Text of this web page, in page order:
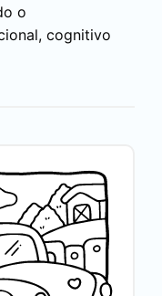
o
cognitivo